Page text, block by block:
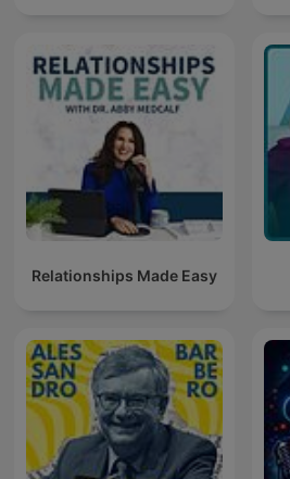
Relationships Made Easy